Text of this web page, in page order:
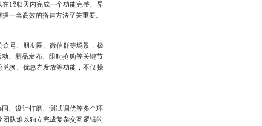
1到3天内完成一个功能完整、界
一套高效的搭建方法至关重要。
号、朋友圈、微信群等场景，极
、新品发布、限时抢购等关键节
换、优惠券发放等功能，不仅操
、设计打磨、测试调优等多个环
队难以独立完成复杂交互逻辑的